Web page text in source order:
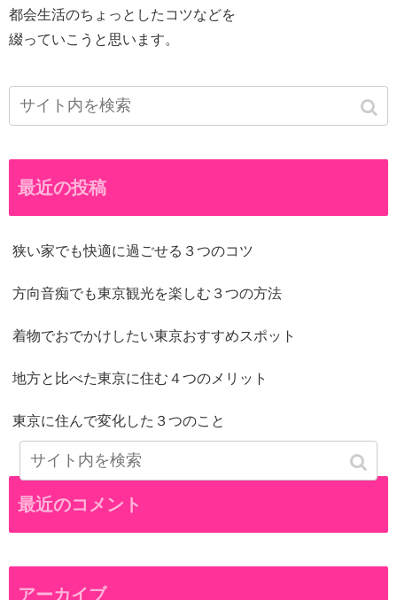
都会生活のちょっとしたコツなどを
綴っていこうと思います。
最近の投稿
狭い家でも快適に過ごせる３つのコツ
方向音痴でも東京観光を楽しむ３つの方法
着物でおでかけしたい東京おすすめスポット
地方と比べた東京に住む４つのメリット
東京に住んで変化した３つのこと
最近のコメント
アーカイブ